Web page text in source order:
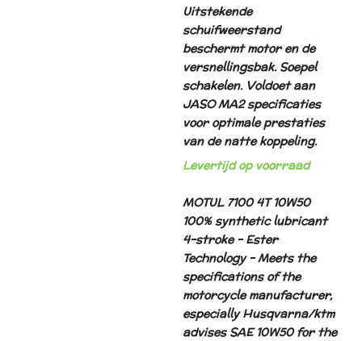
Uitstekende
schuifweerstand
beschermt motor en de
versnellingsbak. Soepel
schakelen. Voldoet aan
JASO MA2 specificaties
voor optimale prestaties
van de natte koppeling.
Levertijd op voorraad
MOTUL 7100 4T 10W50
100% synthetic lubricant
4-stroke - Ester
Technology - Meets the
specifications of the
motorcycle manufacturer,
especially Husqvarna/ktm
advises SAE 10W50 for the